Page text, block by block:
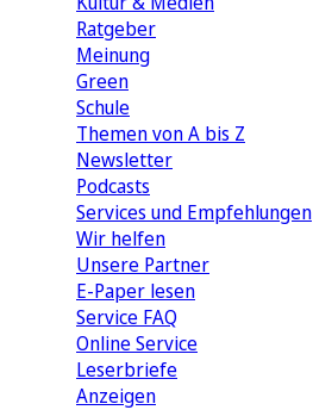
Ratgeber
Meinung
Green
Schule
Themen von A bis Z
Newsletter
Podcasts
Services und Empfehlungen
Wir helfen
Unsere Partner
E-Paper lesen
Service FAQ
Online Service
Leserbriefe
Anzeigen